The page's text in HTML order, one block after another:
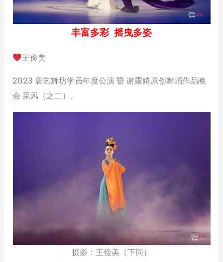
丰富多彩 摇曳多姿
王俭美
2023 唐艺舞坊学员年度公演 暨 谢露嬉原创舞蹈作品晚
会 采风（之二）。
摄影：王俭美（下同）